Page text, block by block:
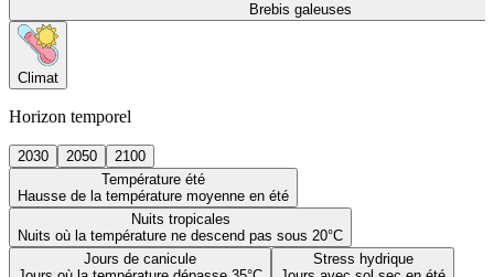
Brebis galeuses
Climat
Horizon temporel
2030 2050
2100
Température été
Hausse de la température moyenne en été
Nuits tropicales
Nuits où la température ne descend pas sous 20°C
Jours de canicule
Stress hydrique